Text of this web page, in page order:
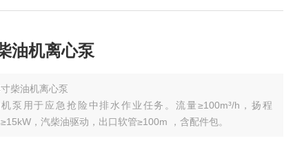
油机离心泵
柴油机离心泵
泵用于应急抢险中排水作业任务。流量≥100m³/h，扬程
，汽柴油驱动，出口软管≥100m ，含配件包。